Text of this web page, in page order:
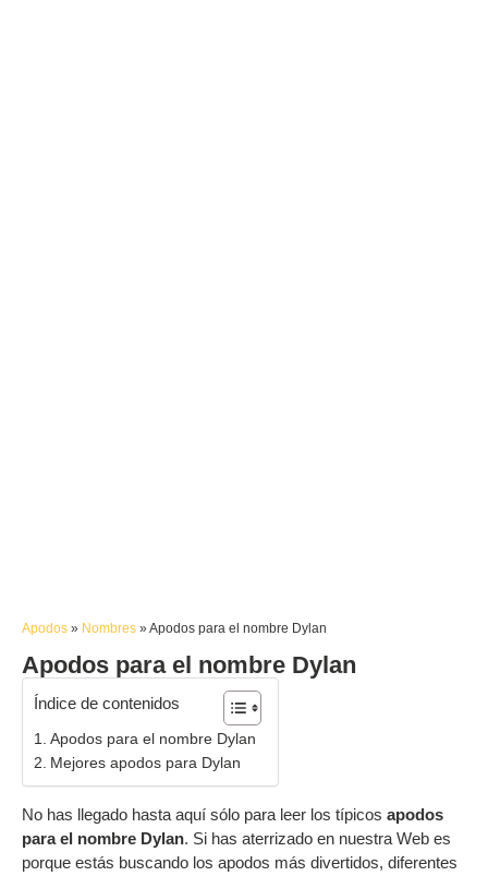
Apodos » Nombres »Apodos para el nombre Dylan
Apodos para el nombre Dylan
Índice de contenidos
Apodos para el nombre Dylan
Mejores apodos para Dylan
No has llegado hasta aquí sólo para leer los típicos apodos
para el nombre Dylan. Si has aterrizado en nuestra Web es
porque estás buscando los apodos más divertidos, diferentes